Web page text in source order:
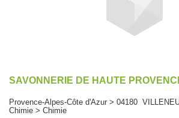
SAVONNERIE DE HAUTE
Provence-Alpes-Côte d'Azur > 04180
Chimie > Chimie